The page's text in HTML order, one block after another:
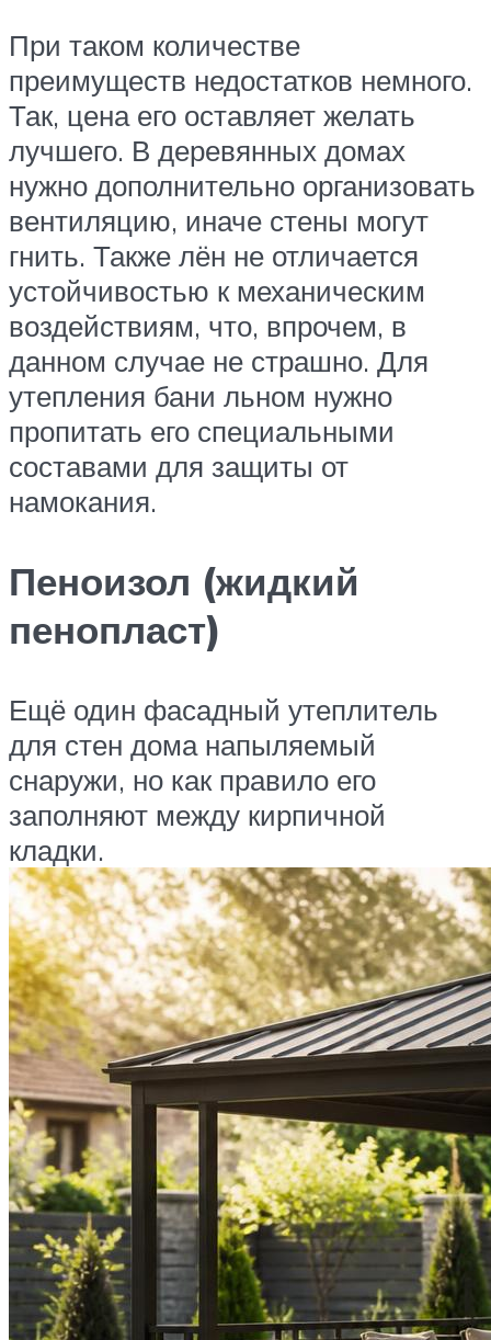
При таком количестве
преимуществ недостатков немного.
Так, цена его оставляет желать
лучшего. В деревянных домах
нужно дополнительно организовать
вентиляцию, иначе стены могут
гнить. Также лён не отличается
устойчивостью к механическим
воздействиям, что, впрочем, в
данном случае не страшно. Для
утепления бани льном нужно
пропитать его специальными
составами для защиты от
намокания.
Пеноизол (жидкий
пенопласт)
Ещё один фасадный утеплитель
для стен дома напыляемый
снаружи, но как правило его
заполняют между кирпичной
кладки.